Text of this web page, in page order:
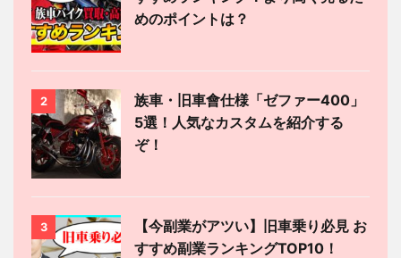
めのポイントは？
2
族車・旧車會仕様「ゼファー400」
5選！人気なカスタムを紹介する
ぞ！
3
【今副業がアツい】旧車乗り必見 お
すすめ副業ランキングTOP10！